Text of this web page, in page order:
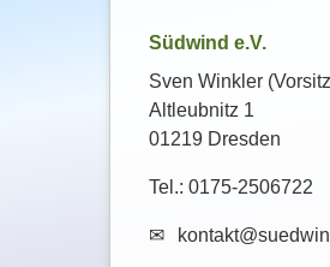
Südwind e.V.
Sven Winkler
Altleubnitz 1
01219 Dresden
Tel.: 0175-2506722